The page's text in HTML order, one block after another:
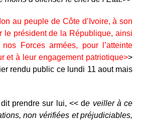
au peuple de Côte d’Ivoire, à son
le président de la République, ainsi
nos Forces armées, pour l’atteinte
et à leur engagement patriotique>>
rendu public ce lundi 11 aout mais
prendre sur lui, << de veiller à ce
non vérifiées et préjudiciables,